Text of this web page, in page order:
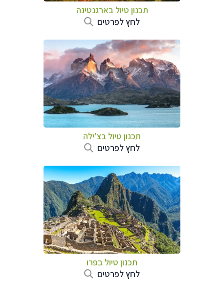
תכנון טיול בארגנטינה
לחץ לפרטים
תכנון טיול בצ'ילה
לחץ לפרטים
תכנון טיול בפרו
לחץ לפרטים